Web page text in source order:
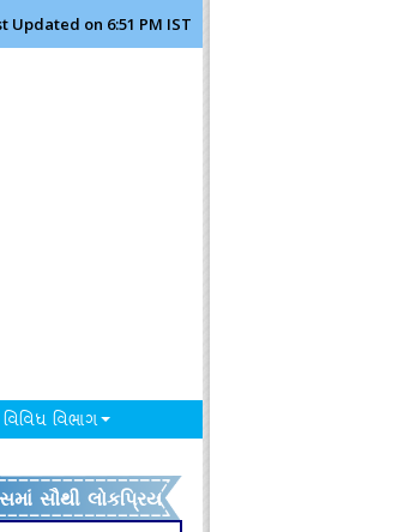
Updated on 6:51 PM IST
વિવિધ વિભાગ
સૌથી લોકપ્રિય